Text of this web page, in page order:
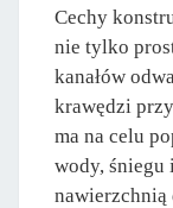
Cechy
nie tylko
kanałów
krawędzi
ma na celu
wody, śniegu
nawierzchnią